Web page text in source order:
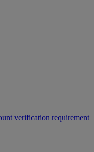
verification requirement